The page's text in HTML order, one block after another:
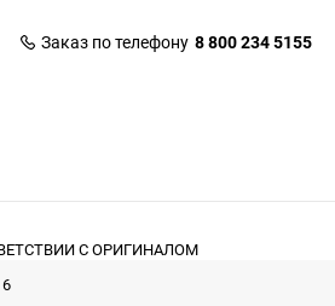
Заказ по телефону 8 800 234 5155
С ОРИГИНАЛОМ
6